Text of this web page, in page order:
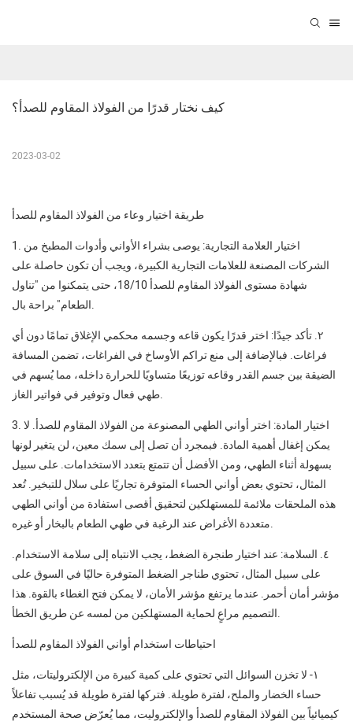
كيف نختار قدرًا من الفولاذ المقاوم للصدأ؟
2023-03-02
طريقة اختيار وعاء من الفولاذ المقاوم للصدأ
1. اختيار العلامة التجارية: يوصى بشراء الأواني وأدوات المطبخ من
الشركات المصنعة للعلامات التجارية الكبيرة، ويجب أن تكون حاصلة على
شهادة مستوى الفولاذ المقاوم للصدأ 18/10، حتى يتمكنوا من "تناول
الطعام" براحة بال.
٢. تأكد جيدًا: اختر قدرًا يكون قاعه وجسمه محكمي الإغلاق تمامًا دون أي
فراغات. فبالإضافة إلى منع تراكم الأوساخ في الفراغات، تضمن المسافة
الضيقة بين جسم القدر وقاعه توزيعًا متساويًا للحرارة داخله، مما يُسهم في
طهي فعال وتوفير في فواتير الغاز.
3. اختيار المادة: اختر أواني الطهي المصنوعة من الفولاذ المقاوم للصدأ. لا
يمكن إغفال أهمية المادة. فبمجرد أن تصل إلى سمك معين، لن يتغير لونها
بسهولة أثناء الطهي، ومن الأفضل أن تتمتع بتعدد الاستخدامات. على سبيل
المثال، تحتوي بعض أواني الحساء المتوفرة تجاريًا على سلال للتبخير. تُعد
هذه الملحقات ملائمة للمستهلكين لتحقيق أقصى استفادة من أواني الطهي
متعددة الأغراض عند الرغبة في طهي الطعام بالبخار أو غيره.
٤. السلامة: عند اختيار طنجرة الضغط، يجب الانتباه إلى سلامة الاستخدام.
على سبيل المثال، تحتوي طناجر الضغط المتوفرة حاليًا في السوق على
مؤشر أمان أحمر. عندما يرتفع مؤشر الأمان، لا يمكن فتح الغطاء بالقوة. هذا
التصميم مراعٍ لحماية المستهلكين من لمسه عن طريق الخطأ.
احتياطات استخدام أواني الفولاذ المقاوم للصدأ
١- لا تخزن السوائل التي تحتوي على كمية كبيرة من الإلكتروليتات، مثل
حساء الخضار والملح، لفترة طويلة. فتركها لفترة طويلة قد يُسبب تفاعلاً
كيميائياً بين الفولاذ المقاوم للصدأ والإلكتروليت، مما يُعرّض صحة المستخدم